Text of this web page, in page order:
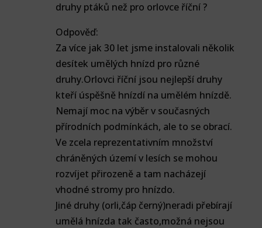
druhy ptáků než pro orlovce říční ?
Odpověď:
Za více jak 30 let jsme instalovali několik
desítek umělých hnízd pro různé
druhy.Orlovci říční jsou nejlepší druhy
kteří úspěšně hnízdí na umělém hnízdě.
Nemají moc na výběr v současných
přírodních podmínkách, ale to se obrací.
Ve zcela reprezentativním množství
chráněných území v lesích se mohou
rozvíjet přirozeně a tam nacházejí
vhodné stromy pro hnízdo.
Jiné druhy (orli,čáp černý)neradi přebírají
umělá hnízda tak často,možná nejsou